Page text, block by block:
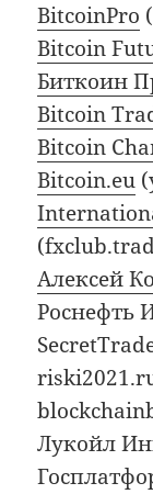
BitcoinPro
Bitcoin
Биткоин
Bitcoin
Bitcoin
Bitcoin.eu
Алексей
Роснефть
Лукойл